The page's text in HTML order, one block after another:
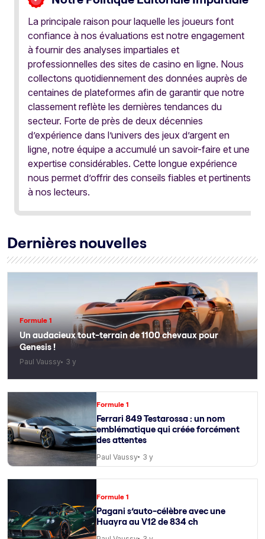
La principale raison pour laquelle les joueurs font
confiance à nos évaluations est notre engagement
à fournir des analyses impartiales et
professionnelles des sites de casino en ligne. Nous
collectons quotidiennement des données auprès de
centaines de plateformes afin de garantir que notre
classement reflète les dernières tendances du
secteur. Forte de près de deux décennies
d’expérience dans l’univers des jeux d’argent en
ligne, notre équipe a accumulé un savoir-faire et une
expertise considérables. Cette longue expérience
nous permet d’offrir des conseils fiables et pertinents
à nos lecteurs.
Dernières nouvelles
Formule 1
Un audacieux tout-terrain de 1100 chevaux pour
Genesis !
Paul Vaussy 3 y
Formule 1
Ferrari 849 Testarossa : un nom
emblématique qui créée forcément
des attentes
Paul Vaussy 3 y
Formule 1
Pagani s’auto-célèbre avec une
Huayra au V12 de 834 ch